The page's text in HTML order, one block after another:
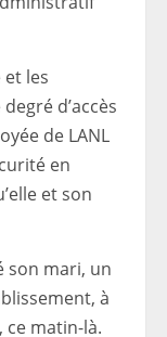
les
d’accès
de LANL
en
et son
son mari, un
à
ce matin-là.